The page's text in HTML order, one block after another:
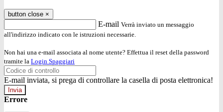
button close ×
E-mail Verrà inviato un messaggio
all'indirizzo indicato con le istruzioni necessarie.
Non hai una e-mail associata al nome utente? Effettua il reset della password
tramite la Login Spaggiari
E-mail inviata, si prega di controllare la casella di posta elettronica!
Errore